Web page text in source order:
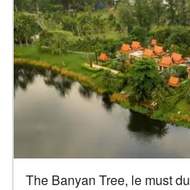
The Banyan Tree, le must